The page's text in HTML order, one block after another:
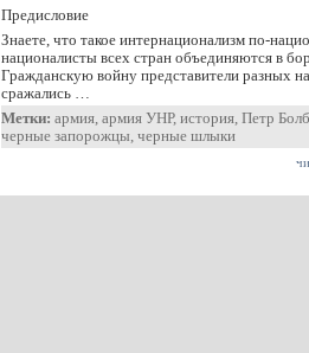
Предисловие
Знаете, что такое интернационализм по-
националисты всех стран объединяются в
Гражданскую войну представители разных
сражались …
Метки: армия, армия УНР, история, Петр
черные запорожцы, черные шлыки